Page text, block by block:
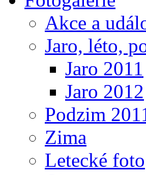
Akce a
Jaro, léto,
Jaro 2011
Jaro 2012
Podzim
Zima
Letecké foto